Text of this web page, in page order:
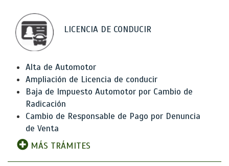
LICENCIA DE CONDUCIR
Alta de Automotor
Ampliación de Licencia de conducir
Baja de Impuesto Automotor por Cambio de
Radicación
Cambio de Responsable de Pago por Denuncia
de Venta
MÁS TRÁMITES